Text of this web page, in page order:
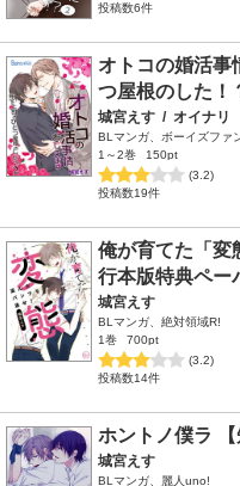
投稿数6件
オトコの婚活事
つ屋根のした！
城宮えす / オイナリ
BLマンガ、ボーイズファ
1～2巻
150pt
(3.2)
投稿数19件
俺が育てた「変
行本版特典ペー
城宮えす
BLマンガ、絶対領域R!
1巻
700pt
(3.2)
投稿数14件
ホントノ僕ラ 【
城宮えす
BLマンガ、麗人uno!